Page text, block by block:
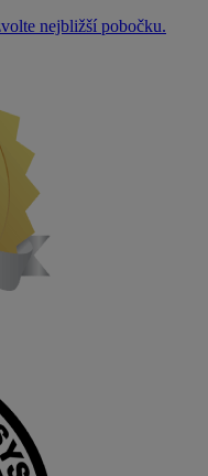
nejbližší pobočku.